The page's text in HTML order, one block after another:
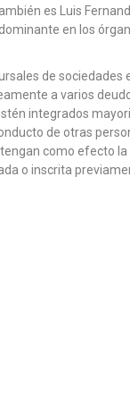
es Luis
en los
de sociedades
a varios
integrados
de otras
como efecto
o inscrita